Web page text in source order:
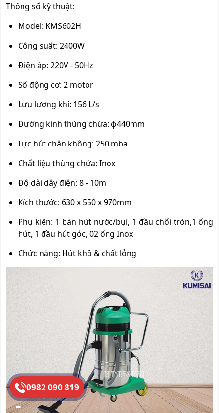
Thông số kỹ thuật:
Model: KMS602H
Công suất: 2400W
Điện áp: 220V - 50Hz
Số động cơ: 2 motor
Lưu lượng khí: 156 L/s
Đường kính thùng chứa: ф440mm
Lực hút chân không: 250 mba
Chất liệu thùng chứa: Inox
Độ dài dây điện: 8 - 10m
Kích thước: 630 x 550 x 970mm
Phụ kiện: 1 bàn hút nước/bụi, 1 đầu chổi tròn,1 ống
hút, 1 đầu hút góc, 02 ống Inox
Chức năng: Hút khô & chất lỏng
0982 090 819